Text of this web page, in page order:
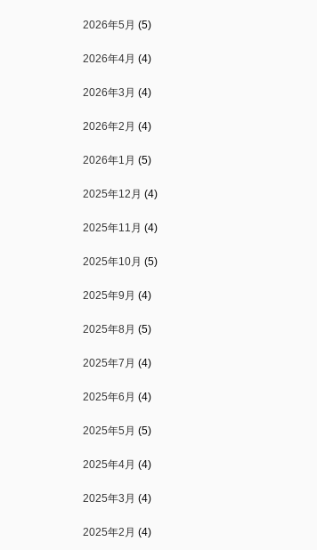
2026年5月 (5)
2026年4月 (4)
2026年3月 (4)
2026年2月 (4)
2026年1月 (5)
2025年12月 (4)
2025年11月 (4)
2025年10月 (5)
2025年9月 (4)
2025年8月 (5)
2025年7月 (4)
2025年6月 (4)
2025年5月 (5)
2025年4月 (4)
2025年3月 (4)
2025年2月 (4)